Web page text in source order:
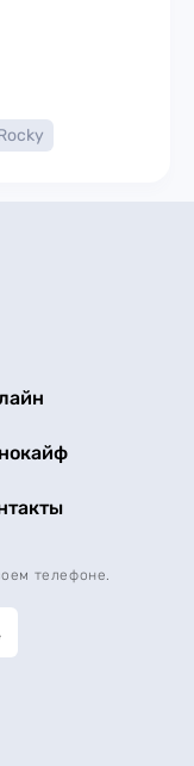
телефоне.